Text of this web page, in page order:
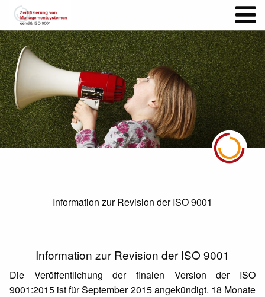
Information zur Revision der ISO 9001
Information zur Revision der ISO 9001
Die Veröffentlichung der finalen Version der ISO
9001:2015 ist für September 2015 angekündigt. 18 Monate